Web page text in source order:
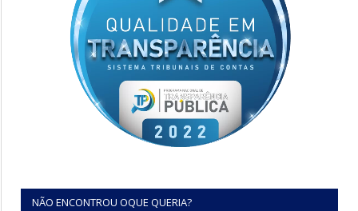
NÃO ENCONTROU OQUE QUERIA?